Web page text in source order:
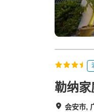
勒纳
会安市,